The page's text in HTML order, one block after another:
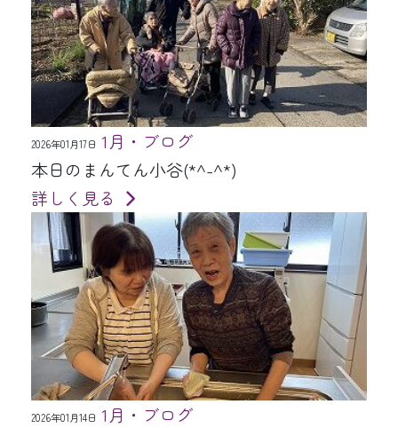
2026年01月17日 1月・ブログ
本日のまんてん小谷(*^-^*)
詳しく見る
2026年01月14日 1月・ブログ